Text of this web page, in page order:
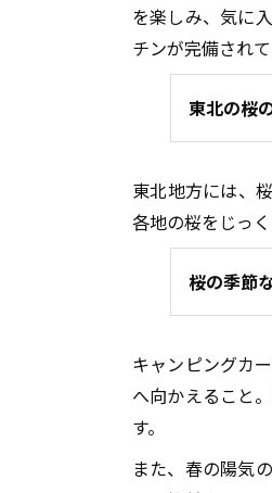
を楽しみ、気に
チンが完備され
東北の桜
東北地方には、
各地の桜をじっく
桜の季節
キャンピングカ
へ向かえること
す。
また、春の陽気